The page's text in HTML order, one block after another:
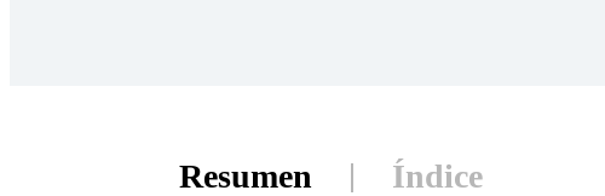
Resumen Índice